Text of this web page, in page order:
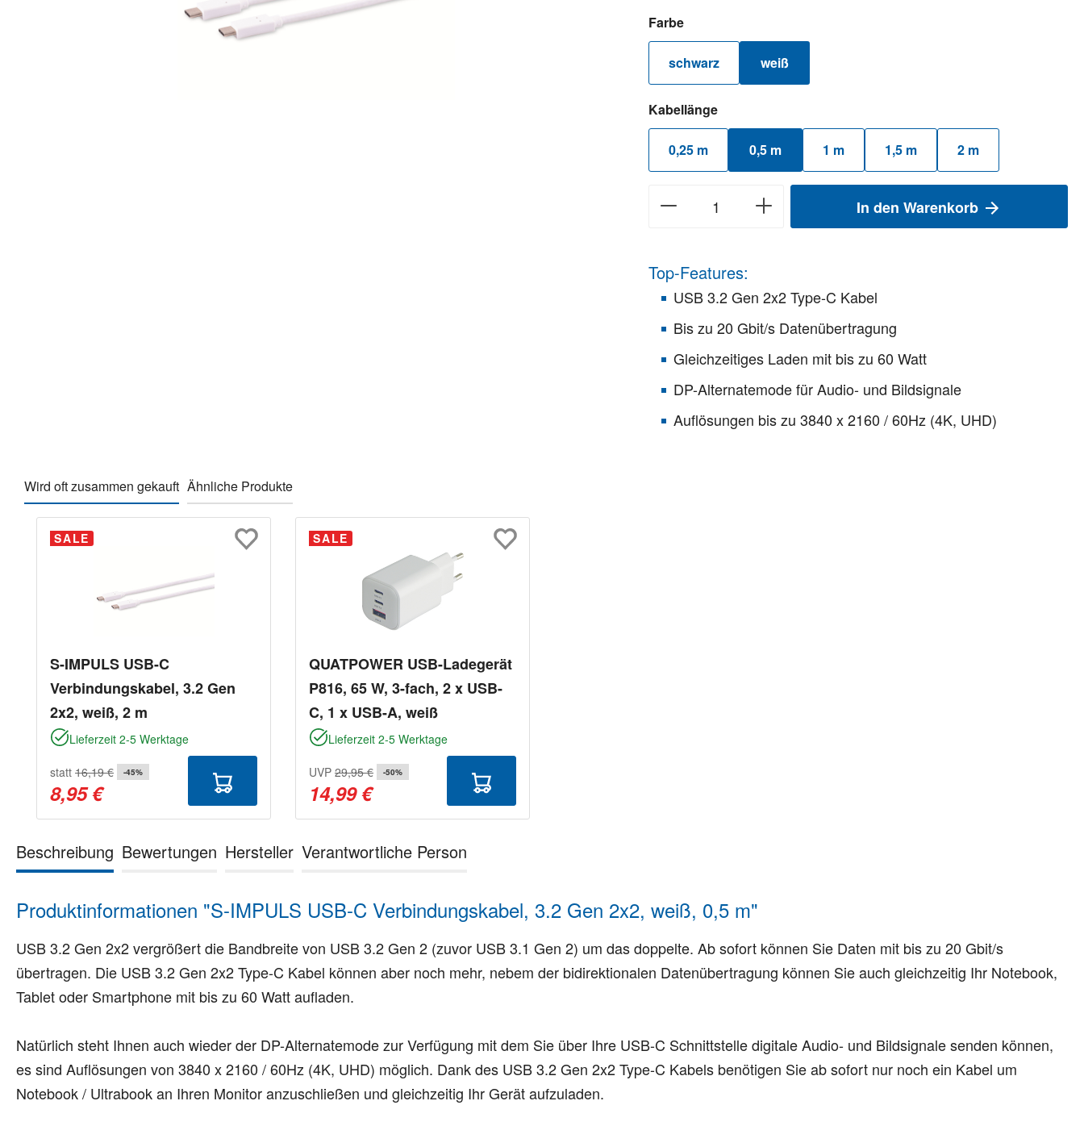
Farbeauswählen
schwarz weiß
Kabellängeauswählen
0,25 m 0,5 m 1 m 1,5 m 2 m
In den Warenkorb
Top-Features:
USB 3.2 Gen 2x2 Type-C Kabel
Bis zu 20 Gbit/s Datenübertragung
Gleichzeitiges Laden mit bis zu 60 Watt
DP-Alternatemode für Audio- und Bildsignale
Auflösungen bis zu 3840 x 2160 / 60Hz (4K, UHD)
Wird oft zusammen gekauft Ähnliche Produkte
Produktgalerie überspringen
SALE
S-IMPULS USB-C
Verbindungskabel, 3.2 Gen
2x2, weiß, 2 m
Lieferzeit 2-5 Werktage
statt 16,19 € -45%
8,95 €
SALE
QUATPOWER USB-Ladegerät
P816, 65 W, 3-fach, 2 x USB-
C, 1 x USB-A, weiß
Lieferzeit 2-5 Werktage
UVP 29,95 € -50%
14,99 €
Beschreibung Bewertungen Hersteller Verantwortliche Person
Produktinformationen "S-IMPULS USB-C Verbindungskabel, 3.2 Gen 2x2, weiß, 0,5 m"
USB 3.2 Gen 2x2 vergrößert die Bandbreite von USB 3.2 Gen 2 (zuvor USB 3.1 Gen 2) um das doppelte. Ab sofort können Sie Daten mit bis zu 20 Gbit/s
übertragen. Die USB 3.2 Gen 2x2 Type-C Kabel können aber noch mehr, nebem der bidirektionalen Datenübertragung können Sie auch gleichzeitig Ihr Notebook,
Tablet oder Smartphone mit bis zu 60 Watt aufladen.
Natürlich steht Ihnen auch wieder der DP-Alternatemode zur Verfügung mit dem Sie über Ihre USB-C Schnittstelle digitale Audio- und Bildsignale senden können,
es sind Auflösungen von 3840 x 2160 / 60Hz (4K, UHD) möglich. Dank des USB 3.2 Gen 2x2 Type-C Kabels benötigen Sie ab sofort nur noch ein Kabel um
Notebook / Ultrabook an Ihren Monitor anzuschließen und gleichzeitig Ihr Gerät aufzuladen.